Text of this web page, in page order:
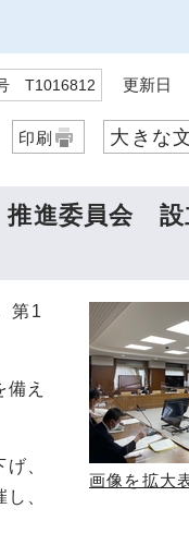
T1016812 更新日
印刷 大きな
進委員会 設
画像を拡大
第1
え
、
、